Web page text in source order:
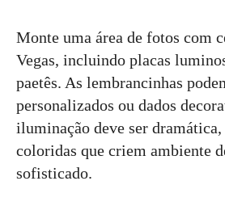
Monte uma área de fotos com
Vegas, incluindo placas
paetês. As lembrancinhas
personalizados ou dados
iluminação deve ser
coloridas que criem ambiente
sofisticado.